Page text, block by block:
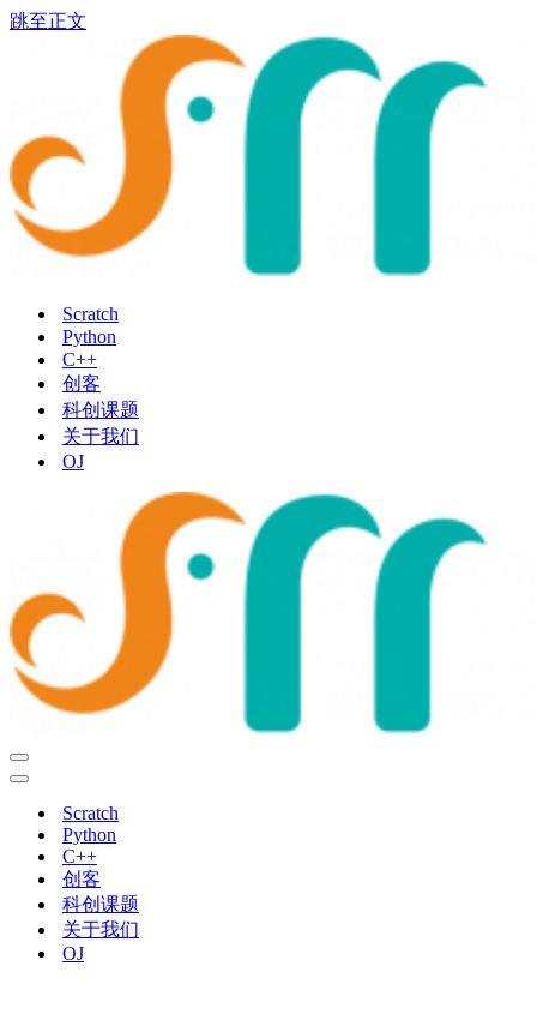
跳至正文
Scratch
Python
C++
创客
科创课题
关于我们
OJ
导
航
导
Scratch
Python
C++
创客
科创课题
关于我们
OJ